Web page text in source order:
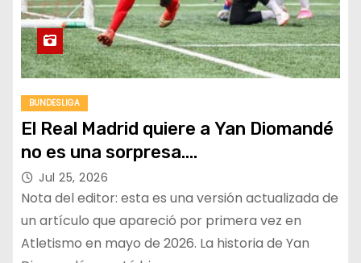
BUNDESLIGA
El Real Madrid quiere a Yan Diomandé
no es una sorpresa….
Jul 25, 2026
Nota del editor: esta es una versión actualizada de
un artículo que apareció por primera vez en
Atletismo en mayo de 2026. La historia de Yan